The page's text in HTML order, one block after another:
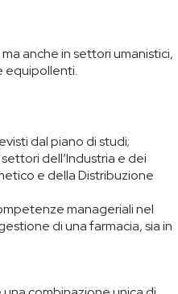
anche in settori umanistici,
equipollenti.
dal piano di studi;
dell’Industria e dei
e della Distribuzione
manageriali nel
di una farmacia, sia in